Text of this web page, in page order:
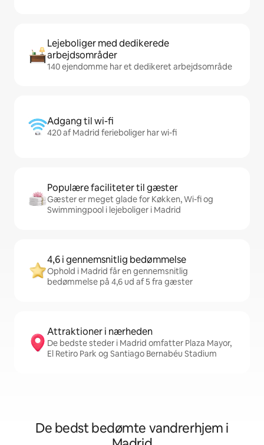
Lejeboliger med dedikerede
arbejdsområder
140 ejendomme har et dedikeret arbejdsområde
Adgang til wi-fi
420 af Madrid ferieboliger har wi-fi
Populære faciliteter til gæster
Gæster er meget glade for Køkken, Wi-fi og
Swimmingpool i lejeboliger i Madrid
4,6 i gennemsnitlig bedømmelse
Ophold i Madrid får en gennemsnitlig
bedømmelse på 4,6 ud af 5 fra gæster
Attraktioner i nærheden
De bedste steder i Madrid omfatter Plaza Mayor,
El Retiro Park og Santiago Bernabéu Stadium
De bedst bedømte vandrerhjem i